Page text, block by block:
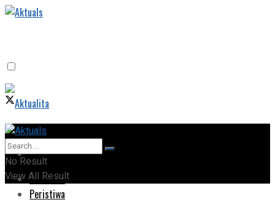
Home
Peristiwa
Home
Peristiwa
No Result
View All Result